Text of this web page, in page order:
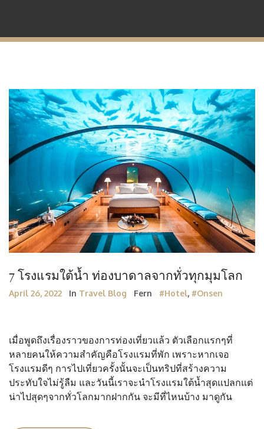
7 โรงแรมใต้น้ำ ท่องบาดาลจากทั่วทุกมุมโลก
April 26, 2022 In Travel Blog Fern #Hotel, #Onsen
เมื่อพูดถึงเรื่องราวของการท่องเที่ยวแล้ว ตัวเลือกแรกๆที่
หลายคนให้ความสำคัญคือโรงแรมที่พัก เพราะหากเจอ
โรงแรมดีๆ การไปเที่ยวครั้งนั้นจะเป็นทริปที่สร้างความ
ประทับใจไม่รู้ลืม และวันนี้เราจะนำโรงแรมใต้น้ำสุดแปลกแต่
น่าไปสุดๆจากทั่วโลกมากฝากกัน จะมีที่ไหนบ้าง มาดูกัน